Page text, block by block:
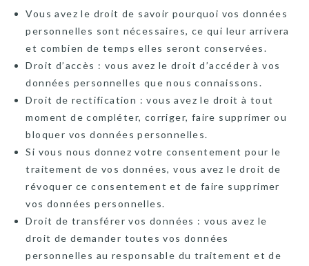
Vous avez le droit de savoir pourquoi vos données
personnelles sont nécessaires, ce qui leur arrivera
et combien de temps elles seront conservées.
Droit d’accès : vous avez le droit d’accéder à vos
données personnelles que nous connaissons.
Droit de rectification : vous avez le droit à tout
moment de compléter, corriger, faire supprimer ou
bloquer vos données personnelles.
Si vous nous donnez votre consentement pour le
traitement de vos données, vous avez le droit de
révoquer ce consentement et de faire supprimer
vos données personnelles.
Droit de transférer vos données : vous avez le
droit de demander toutes vos données
personnelles au responsable du traitement et de